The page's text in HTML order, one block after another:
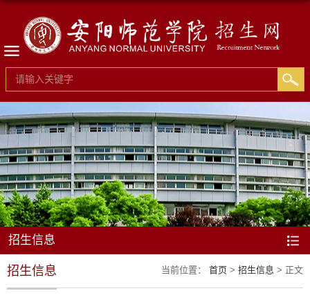
招生信息
当前位置： 首页 > 招生信息 > 正文
招生信息